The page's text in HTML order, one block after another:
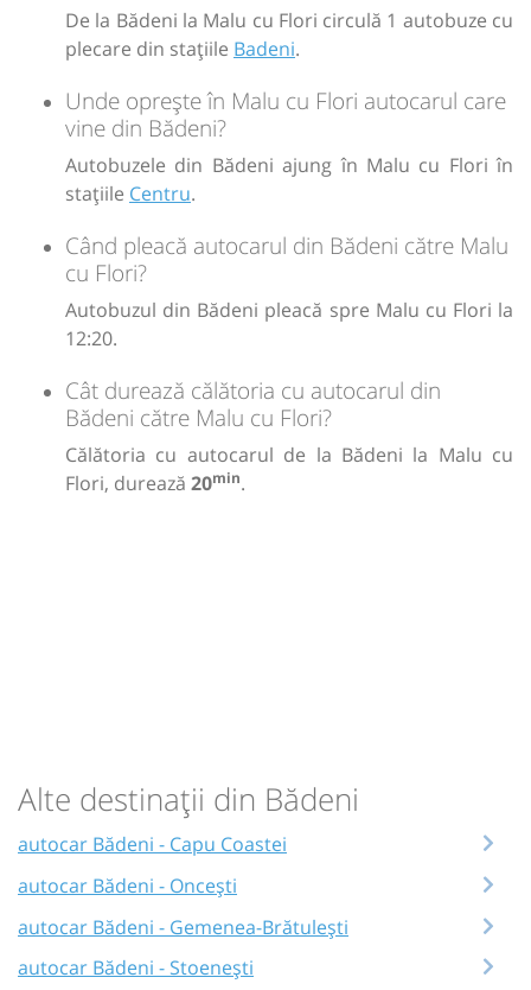
De la Bădeni la Malu cu Flori circulă 1 autobuze cu
plecare din stațiile Badeni.
Unde oprește în Malu cu Flori autocarul care
vine din Bădeni?
Autobuzele din Bădeni ajung în Malu cu Flori în
stațiile Centru.
Când pleacă autocarul din Bădeni către Malu
cu Flori?
Autobuzul din Bădeni pleacă spre Malu cu Flori la
12:20.
Cât durează călătoria cu autocarul din
Bădeni către Malu cu Flori?
Călătoria cu autocarul de la Bădeni la Malu cu
Flori, durează 20min.
Alte destinații din Bădeni
autocar Bădeni - Capu Coastei
autocar Bădeni - Oncești
autocar Bădeni - Gemenea-Brătulești
autocar Bădeni - Stoenești